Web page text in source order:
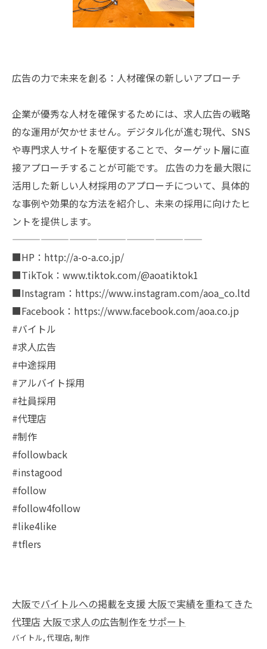
広告の力で未来を創る：人材確保の新しいアプローチ
企業が優秀な人材を確保するためには、求人広告の戦略
的な運用が欠かせません。デジタル化が進む現代、SNS
や専門求人サイトを駆使することで、ターゲット層に直
接アプローチすることが可能です。 広告の力を最大限に
活用した新しい人材採用のアプローチについて、具体的
な事例や効果的な方法を紹介し、未来の採用に向けたヒ
ントを提供します。
————————————————————
■HP：http://a-o-a.co.jp/
■TikTok：www.tiktok.com/@aoatiktok1
■Instagram：https://www.instagram.com/aoa_co.ltd
■Facebook：https://www.facebook.com/aoa.co.jp
#バイトル
#求人広告
#中途採用
#アルバイト採用
#社員採用
#代理店
#制作
#followback
#instagood
#follow
#follow4follow
#like4like
#tflers
大阪でバイトルへの掲載を支援 大阪で実績を重ねてきた
代理店 大阪で求人の広告制作をサポート
バイトル 代理店 制作